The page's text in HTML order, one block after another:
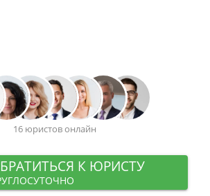
16 юристов онлайн
К ЮРИСТУ